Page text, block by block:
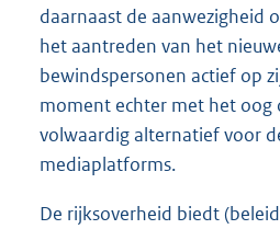
daarnaast de aanwezigheid
het aantreden van het
bewindspersonen actief op
moment echter met het oog
volwaardig alternatief voor
mediaplatforms.
De rijksoverheid biedt